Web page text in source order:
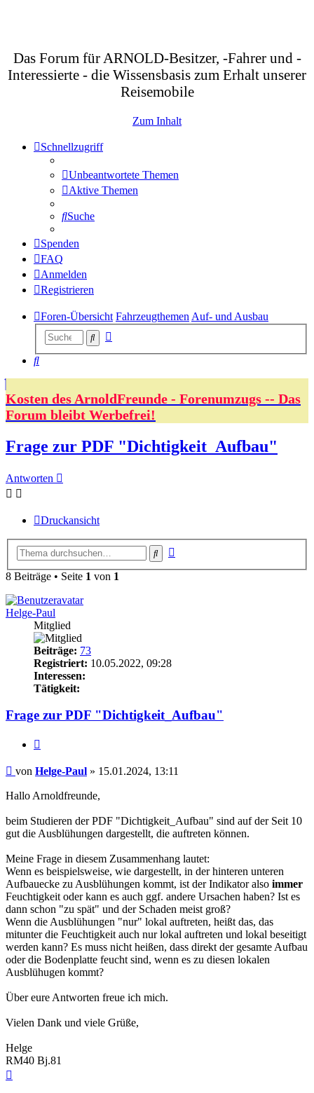
Das Forum für ARNOLD-Besitzer, -Fahrer und -
Interessierte - die Wissensbasis zum Erhalt unserer
Reisemobile
Zum Inhalt
Schnellzugriff
Unbeantwortete Themen
Aktive Themen
Suche
Spenden
FAQ
Anmelden
Registrieren
Foren-Übersicht Fahrzeugthemen Auf- und Ausbau
Suche
Suche
Kosten des ArnoldFreunde - Forenumzugs -- Das
Forum bleibt Werbefrei!
Frage zur PDF "Dichtigkeit_Aufbau"
Antworten
Druckansicht
Suche
8 Beiträge • Seite 1 von 1
Helge-Paul
Mitglied
Beiträge: 73
Registriert: 10.05.2022, 09:28
Interessen:
Tätigkeit:
Frage zur PDF "Dichtigkeit_Aufbau"
Beitrag
von Helge-Paul » 15.01.2024, 13:11
Hallo Arnoldfreunde,
beim Studieren der PDF "Dichtigkeit_Aufbau" sind auf der Seit 10
gut die Ausblühungen dargestellt, die auftreten können.
Meine Frage in diesem Zusammenhang lautet:
Wenn es beispielsweise, wie dargestellt, in der hinteren unteren
Aufbauecke zu Ausblühungen kommt, ist der Indikator also immer
Feuchtigkeit oder kann es auch ggf. andere Ursachen haben? Ist es
dann schon "zu spät" und der Schaden meist groß?
Wenn die Ausblühungen "nur" lokal auftreten, heißt das, das
mitunter die Feuchtigkeit auch nur lokal auftreten und lokal beseitigt
werden kann? Es muss nicht heißen, dass direkt der gesamte Aufbau
oder die Bodenplatte feucht sind, wenn es zu diesen lokalen
Ausblühugen kommt?
Über eure Antworten freue ich mich.
Vielen Dank und viele Grüße,
Helge
RM40 Bj.81